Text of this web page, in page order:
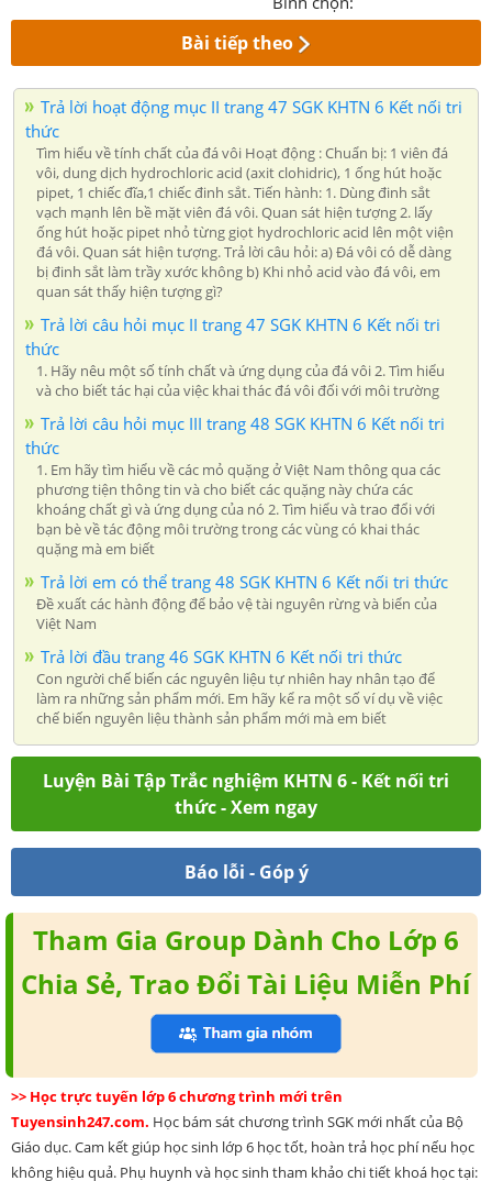
Bài tiếp theo
Trả lời hoạt động mục II trang 47 SGK KHTN 6 Kết nối tri
thức
Tìm hiểu về tính chất của đá vôi Hoạt động : Chuẩn bị: 1 viên đá
vôi, dung dịch hydrochloric acid (axit clohidric), 1 ống hút hoặc
pipet, 1 chiếc đĩa,1 chiếc đinh sắt. Tiến hành: 1. Dùng đinh sắt
vạch mạnh lên bề mặt viên đá vôi. Quan sát hiện tượng 2. lấy
ống hút hoặc pipet nhỏ từng giọt hydrochloric acid lên một viện
đá vôi. Quan sát hiện tượng. Trả lời câu hỏi: a) Đá vôi có dễ dàng
bị đinh sắt làm trầy xước không b) Khi nhỏ acid vào đá vôi, em
quan sát thấy hiện tượng gì?
Trả lời câu hỏi mục II trang 47 SGK KHTN 6 Kết nối tri
thức
1. Hãy nêu một số tính chất và ứng dụng của đá vôi 2. Tìm hiểu
và cho biết tác hại của việc khai thác đá vôi đối với môi trường
Trả lời câu hỏi mục III trang 48 SGK KHTN 6 Kết nối tri
thức
1. Em hãy tìm hiểu về các mỏ quặng ở Việt Nam thông qua các
phương tiện thông tin và cho biết các quặng này chứa các
khoáng chất gì và ứng dụng của nó 2. Tìm hiểu và trao đổi với
bạn bè về tác động môi trường trong các vùng có khai thác
quặng mà em biết
Trả lời em có thể trang 48 SGK KHTN 6 Kết nối tri thức
Đề xuất các hành động để bảo vệ tài nguyên rừng và biển của
Việt Nam
Trả lời đầu trang 46 SGK KHTN 6 Kết nối tri thức
Con người chế biến các nguyên liệu tự nhiên hay nhân tạo để
làm ra những sản phẩm mới. Em hãy kể ra một số ví dụ về việc
chế biến nguyên liệu thành sản phẩm mới mà em biết
Luyện Bài Tập Trắc nghiệm KHTN 6 - Kết nối tri
thức - Xem ngay
Báo lỗi - Góp ý
Tham Gia Group Dành Cho Lớp 6
Chia Sẻ, Trao Đổi Tài Liệu Miễn Phí
>> Học trực tuyến lớp 6 chương trình mới trên
Tuyensinh247.com. Học bám sát chương trình SGK mới nhất của Bộ
Giáo dục. Cam kết giúp học sinh lớp 6 học tốt, hoàn trả học phí nếu học
không hiệu quả. Phụ huynh và học sinh tham khảo chi tiết khoá học tại: